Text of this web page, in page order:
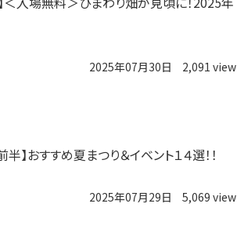
2025年07月30日 2,091 view
】おすすめ夏まつり＆イベント１４選！！
2025年07月29日 5,069 view